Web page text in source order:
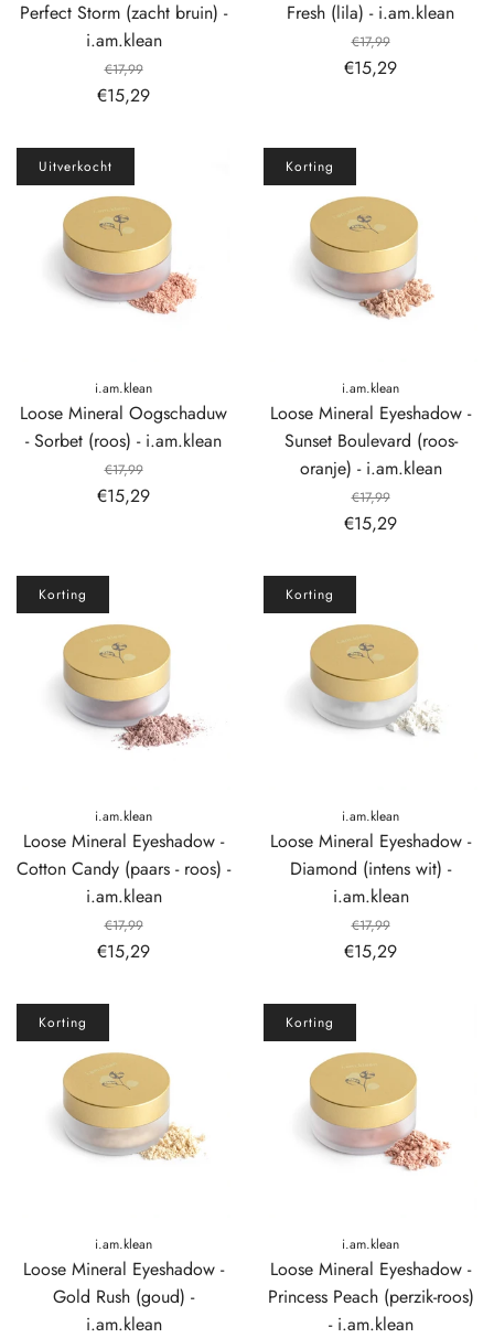
Perfect Storm (zacht bruin) -
i.am.klean
€17,99
€15,29
Fresh (lila) - i.am.klean
€17,99
€15,29
i.am.klean
Loose Mineral Oogschaduw
- Sorbet (roos) - i.am.klean
€17,99
€15,29
Uitverkocht
i.am.klean
Loose Mineral Eyeshadow -
Sunset Boulevard (roos-
oranje) - i.am.klean
€17,99
€15,29
Korting
i.am.klean
Loose Mineral Eyeshadow -
Cotton Candy (paars - roos) -
i.am.klean
€17,99
€15,29
Korting
i.am.klean
Loose Mineral Eyeshadow -
Diamond (intens wit) -
i.am.klean
€17,99
€15,29
Korting
i.am.klean
Loose Mineral Eyeshadow -
Gold Rush (goud) -
i.am.klean
Korting
i.am.klean
Loose Mineral Eyeshadow -
Princess Peach (perzik-roos)
- i.am.klean
Korting